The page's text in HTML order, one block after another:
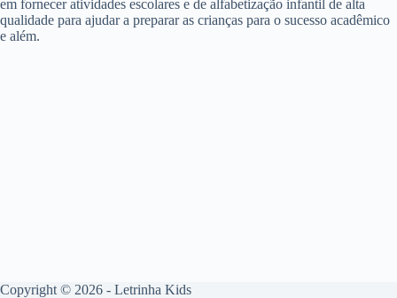
em fornecer atividades escolares e de alfabetização infantil de alta
qualidade para ajudar a preparar as crianças para o sucesso acadêmico
e além.
Copyright © 2026 - Letrinha Kids